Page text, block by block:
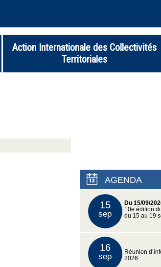
Action Internationale des Collectivités
Territoriales
AGENDA
15
sep
Du 15/09/
10e édition
du 15 au 19
16
sep
Réunion
2026